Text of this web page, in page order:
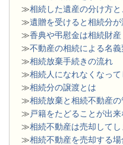
≫相続した遺産の分け方
≫遺贈を受けると相続分が
≫香典や弔慰金は相続財産
≫不動産の相続による名
≫相続放棄手続きの流れ
≫相続人になれなくなっ
≫相続分の譲渡とは
​≫相続放棄と相続不動産
≫ 戸籍をたどることが出
≫相続不動産は売却して
≫相続不動産を売却する